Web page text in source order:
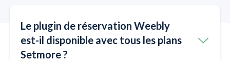
Le plugin de réservation Weebly
est-il disponible avec tous les plans
Setmore ?